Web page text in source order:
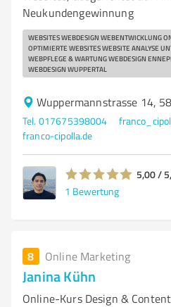
Neukundengewinnung
WEBSITES WEBDESIGN WEBENTWICKLUNG
OPTIMIERTE WEBSITES WEBSITE ANALYSE
WEBPFLEGE & WARTUNG WEBDESIGN
WEBDESIGN WUPPERTAL
Wuppermannstrasse 14,
Tel. 017675398004
franco-cipolla.de
5,00 /
1 Bewertung
8 Online Marketing
Janina Kühn
Online-Kurs Design &